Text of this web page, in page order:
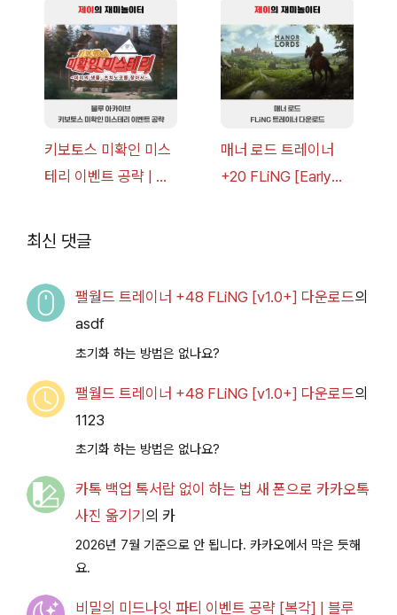
v1.0+] 다운로드
드
키보토스 미확인 미스
테리 이벤트 공략 | 블
매너 로드 트레이너
+20 FLiNG [Early
최신 댓글
팰월드 트레이너 +48 FLiNG [v1.0+] 다운로드의
asdf
초기화 하는 방법은 없나요?
팰월드 트레이너 +48 FLiNG [v1.0+] 다운로드의
1123
초기화 하는 방법은 없나요?
카톡 백업 톡서랍 없이 하는 법 새 폰으로 카카오톡
사진 옮기기 의 카
2026년 7월 기준으로 안 됩니다. 카카오에서 막은 듯해
요.
비밀의 미드나잇 파티 이벤트 공략 [복각] | 블루